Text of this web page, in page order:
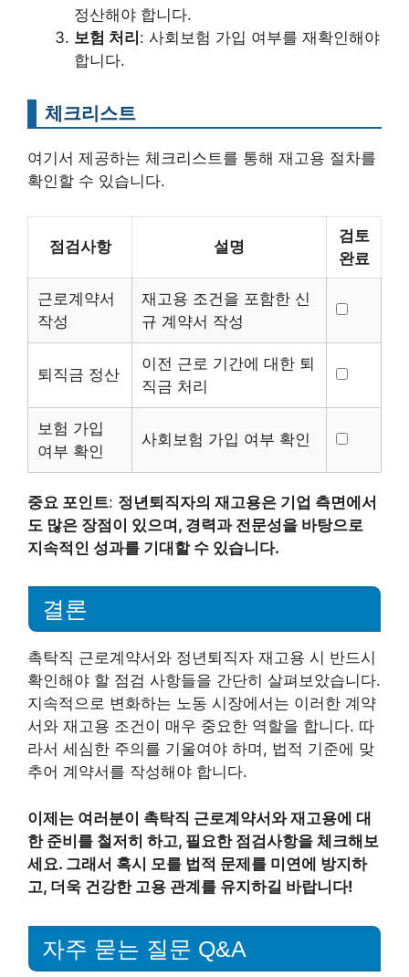
정산해야 합니다.
보험 처리 : 사회보험 가입 여부를 재확인해야
합니다.
체크리스트
여기서 제공하는 체크리스트를 통해 재고용 절차를
확인할 수 있습니다.
점검사항 설명
검토
완료
근로계약서
작성
재고용 조건을 포함한 신
규 계약서 작성
퇴직금 정산
이전 근로 기간에 대한 퇴
직금 처리
보험 가입
여부 확인
사회보험 가입 여부 확인
중요 포인트: 정년퇴직자의 재고용은 기업 측면에서
도 많은 장점이 있으며, 경력과 전문성을 바탕으로
지속적인 성과를 기대할 수 있습니다.
결론
촉탁직 근로계약서와 정년퇴직자 재고용 시 반드시
확인해야 할 점검 사항들을 간단히 살펴보았습니다.
지속적으로 변화하는 노동 시장에서는 이러한 계약
서와 재고용 조건이 매우 중요한 역할을 합니다. 따
라서 세심한 주의를 기울여야 하며, 법적 기준에 맞
추어 계약서를 작성해야 합니다.
이제는 여러분이 촉탁직 근로계약서와 재고용에 대
한 준비를 철저히 하고, 필요한 점검사항을 체크해보
세요. 그래서 혹시 모를 법적 문제를 미연에 방지하
고, 더욱 건강한 고용 관계를 유지하길 바랍니다!
자주 묻는 질문 Q&A